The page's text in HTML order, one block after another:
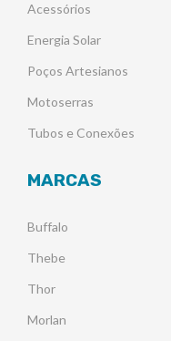
Acessórios
Energia Solar
Poços Artesianos
Motoserras
Tubos e Conexões
MARCAS
Buffalo
Thebe
Thor
Morlan